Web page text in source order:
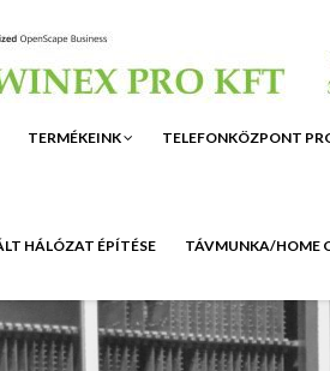
TERMÉKEINK TELEFONKÖZPONT
HÁLÓZAT ÉPÍTÉSE TÁVMUNKA/HOME